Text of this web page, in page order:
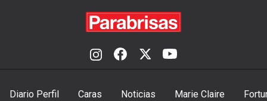
Diario Perfil Caras Noticias Marie Claire